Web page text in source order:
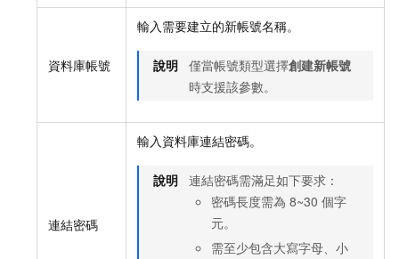
資料庫帳號
輸入需要建立的新帳號名稱。
說明 僅當帳號類型選擇創建新帳號
時支援該參數。
連結密碼
輸入資料庫連結密碼。
說明 連結密碼需滿足如下要求：
密碼長度需為 8~30 個字
元。
需至少包含大寫字母、小